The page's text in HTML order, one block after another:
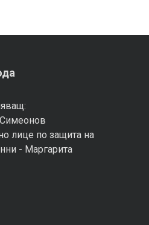
лице по защита на
- Маргарита